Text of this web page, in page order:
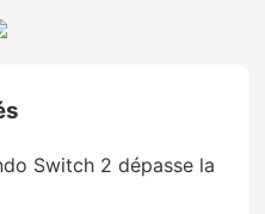
Switch 2 dépasse la